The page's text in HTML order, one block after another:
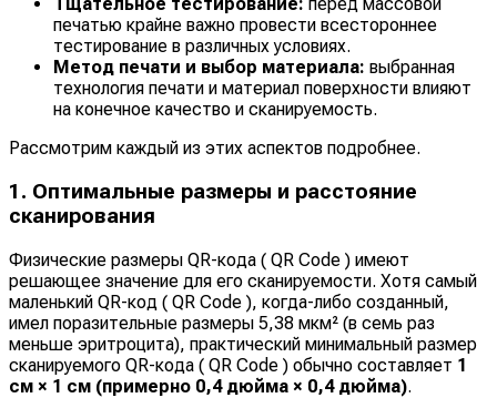
печатью крайне важно провести всестороннее
тестирование в различных условиях.
Метод печати и выбор материала: выбранная
технология печати и материал поверхности влияют
на конечное качество и сканируемость.
Рассмотрим каждый из этих аспектов подробнее.
1. Оптимальные размеры и расстояние
сканирования
Физические размеры QR-кода ( QR Code ) имеют
решающее значение для его сканируемости. Хотя самый
маленький QR-код ( QR Code ), когда-либо созданный,
имел поразительные размеры 5,38 мкм² (в семь раз
меньше эритроцита), практический минимальный размер
сканируемого QR-кода ( QR Code ) обычно составляет 1
см × 1 см (примерно 0,4 дюйма × 0,4 дюйма).